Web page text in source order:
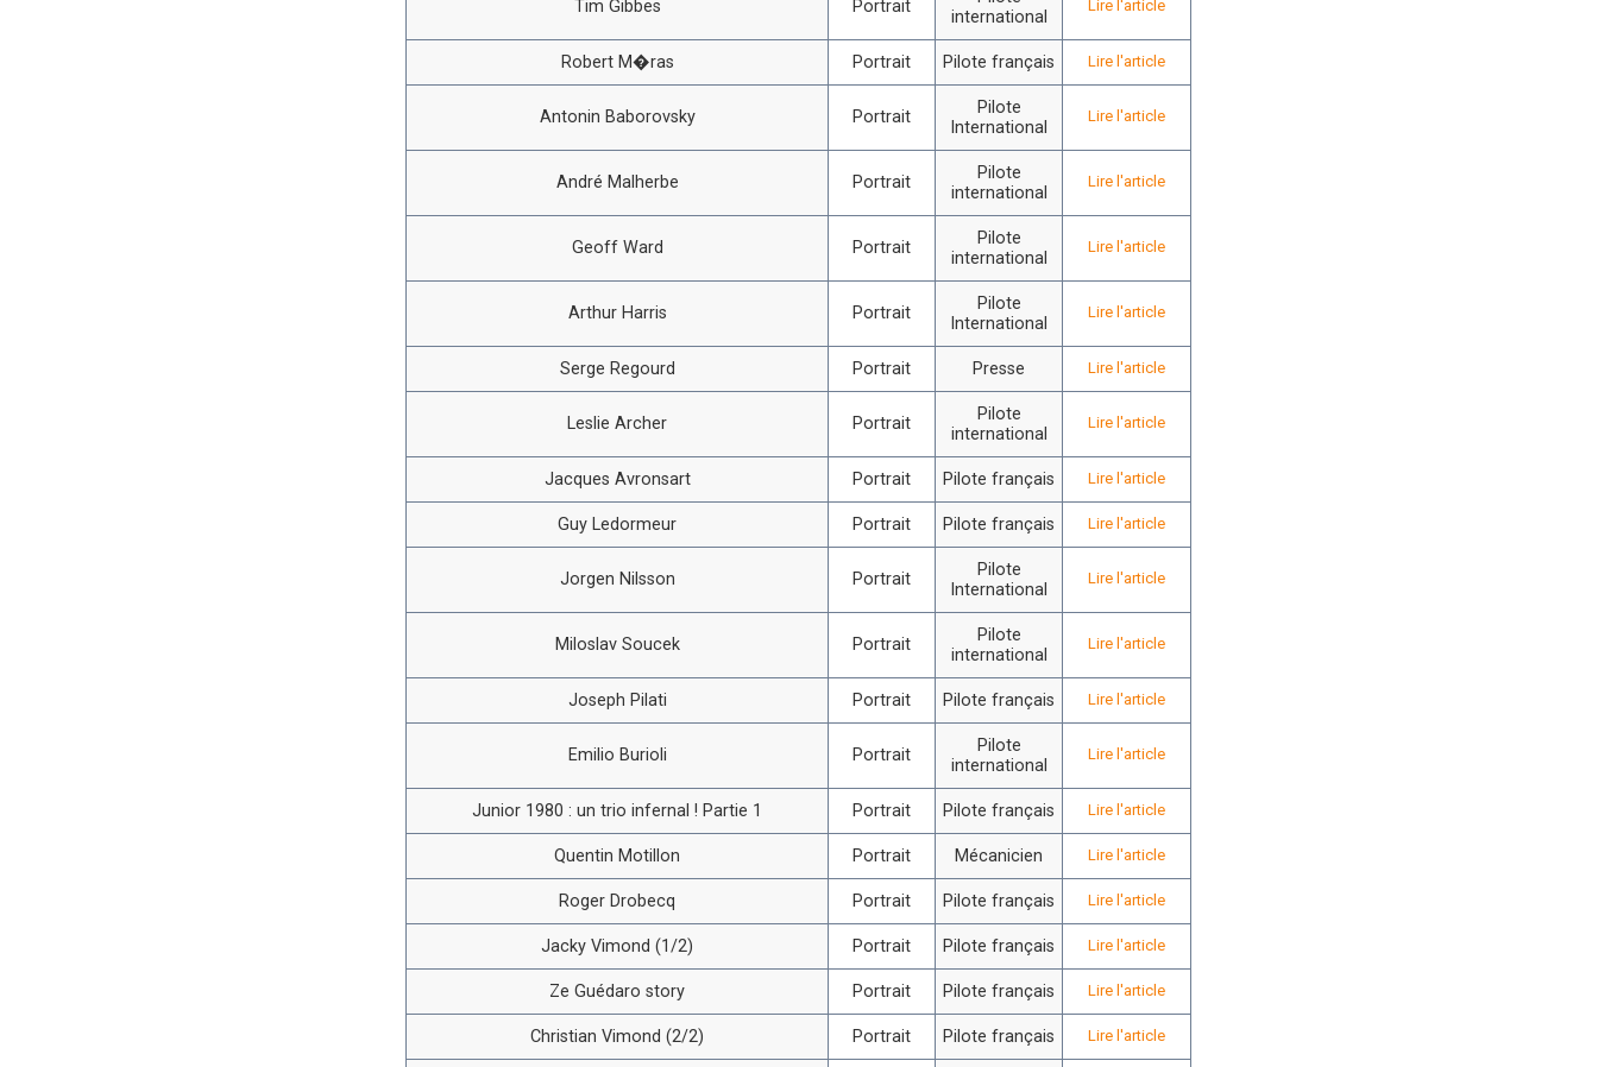
Tim Gibbes Portrait
international
Lire l'article
Robert M�ras Portrait Pilote français Lire l'article
Antonin Baborovsky Portrait
Pilote
International
Lire l'article
André Malherbe Portrait
Pilote
international
Lire l'article
Geoff Ward Portrait
Pilote
international
Lire l'article
Arthur Harris Portrait
Pilote
International
Lire l'article
Serge Regourd Portrait Presse Lire l'article
Leslie Archer Portrait
Pilote
international
Lire l'article
Jacques Avronsart Portrait Pilote français Lire l'article
Guy Ledormeur Portrait Pilote français Lire l'article
Jorgen Nilsson Portrait
Pilote
International
Lire l'article
Miloslav Soucek Portrait
Pilote
international
Lire l'article
Joseph Pilati Portrait Pilote français Lire l'article
Emilio Burioli Portrait
Pilote
international
Lire l'article
Junior 1980 : un trio infernal ! Partie 1 Portrait Pilote français Lire l'article
Quentin Motillon Portrait Mécanicien Lire l'article
Roger Drobecq Portrait Pilote français Lire l'article
Jacky Vimond (1/2) Portrait Pilote français Lire l'article
Ze Guédaro story Portrait Pilote français Lire l'article
Christian Vimond (2/2) Portrait Pilote français Lire l'article